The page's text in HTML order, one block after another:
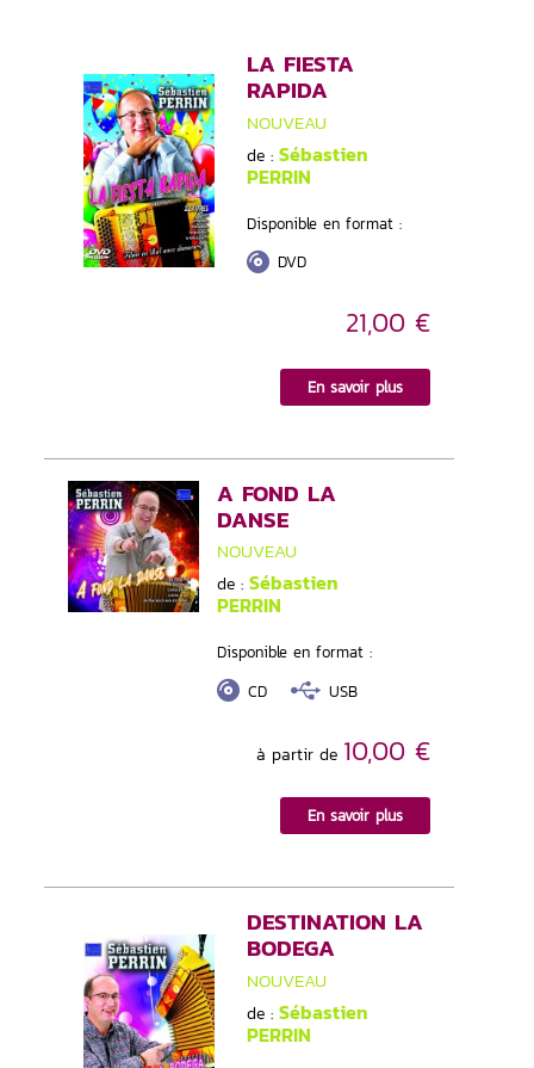
LA FIESTA
RAPIDA
NOUVEAU
de : Sébastien
PERRIN
Disponible en format :
DVD
21,00 €
En savoir plus
A FOND LA
DANSE
NOUVEAU
de : Sébastien
PERRIN
Disponible en format :
CD
USB
à partir de 10,00 €
En savoir plus
DESTINATION LA
BODEGA
NOUVEAU
de : Sébastien
PERRIN